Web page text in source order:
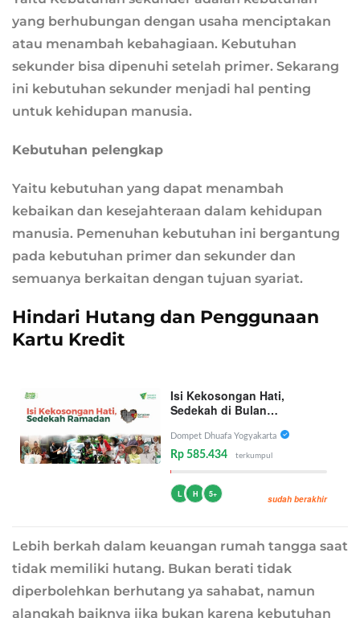
yang berhubungan dengan usaha menciptakan
atau menambah kebahagiaan. Kebutuhan
sekunder bisa dipenuhi setelah primer. Sekarang
ini kebutuhan sekunder menjadi hal penting
untuk kehidupan manusia.
Kebutuhan pelengkap
Yaitu kebutuhan yang dapat menambah
kebaikan dan kesejahteraan dalam kehidupan
manusia. Pemenuhan kebutuhan ini bergantung
pada kebutuhan primer dan sekunder dan
semuanya berkaitan dengan tujuan syariat.
Hindari Hutang dan Penggunaan
Kartu Kredit
Isi Kekosongan Hati,
Sedekah di Bulan
Dompet Dhuafa Yogyakarta
Rp 585.434 terkumpul
L H 5+ sudah berakhir
Lebih berkah dalam keuangan rumah tangga saat
tidak memiliki hutang. Bukan berati tidak
diperbolehkan berhutang ya sahabat, namun
alangkah baiknya jika bukan karena kebutuhan